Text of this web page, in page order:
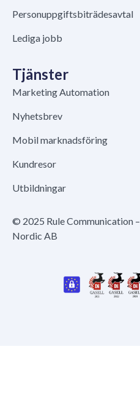
Personuppgiftsbiträdesavtal
Lediga jobb
Tjänster
Marketing Automation
Nyhetsbrev
Mobil marknadsföring
Kundresor
Utbildningar
© 2025 Rule Communication –
Nordic AB